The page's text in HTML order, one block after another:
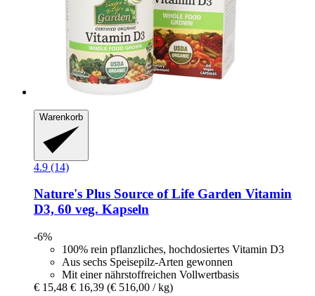
Warenkorb
4.9 (14)
Nature's Plus Source of Life Garden Vitamin
D3, 60 veg. Kapseln
-6%
100% rein pflanzliches, hochdosiertes Vitamin D3
Aus sechs Speisepilz-Arten gewonnen
Mit einer nährstoffreichen Vollwertbasis
€ 15,48 € 16,39 (€ 516,00 / kg)